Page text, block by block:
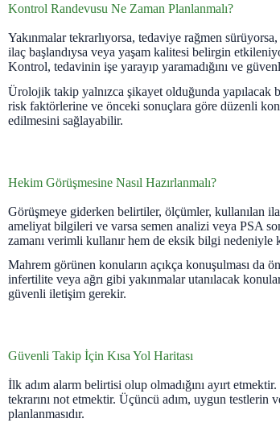
Kontrol Randevusu Ne Zaman Planlanmalı?
Yakınmalar tekrarlıyorsa, tedaviye rağmen
ilaç başlandıysa veya yaşam kalitesi belirgin
Kontrol, tedavinin işe yarayıp yaramadığını ve
Ürolojik takip yalnızca şikayet olduğunda yapılacak
risk faktörlerine ve önceki sonuçlara göre düzenli
edilmesini sağlayabilir.
Hekim Görüşmesine Nasıl Hazırlanmalı?
Görüşmeye giderken belirtiler, ölçümler, kullanılan
ameliyat bilgileri ve varsa semen analizi veya PSA
zamanı verimli kullanır hem de eksik bilgi nedeniyle
Mahrem görünen konuların açıkça konuşulması da
infertilite veya ağrı gibi yakınmalar utanılacak
güvenli iletişim gerekir.
Güvenli Takip İçin Kısa Yol Haritası
İlk adım alarm belirtisi olup olmadığını ayırt
tekrarını not etmektir. Üçüncü adım, uygun testlerin
planlanmasıdır.